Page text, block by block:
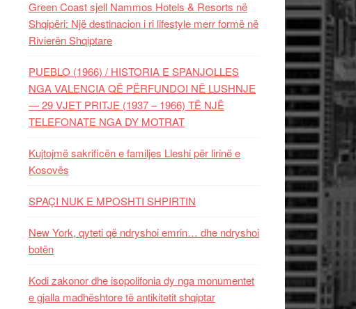
Green Coast sjell Nammos Hotels & Resorts në
Shqipëri: Një destinacion i ri lifestyle merr formë në
Rivierën Shqiptare
PUEBLO (1966) / HISTORIA E SPANJOLLES
NGA VALENCIA QË PËRFUNDOI NË LUSHNJE
— 29 VJET PRITJE (1937 – 1966) TË NJË
TELEFONATE NGA DY MOTRAT
Kujtojmë sakrificën e familjes Lleshi për lirinë e
Kosovës
SPAÇI NUK E MPOSHTI SHPIRTIN
New York, qyteti që ndryshoi emrin… dhe ndryshoi
botën
Kodi zakonor dhe isopolifonia dy nga monumentet
e gjalla madhështore të antikitetit shqiptar